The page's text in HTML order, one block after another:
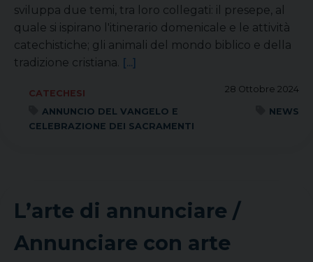
sviluppa due temi, tra loro collegati: il presepe, al
quale si ispirano l'itinerario domenicale e le attività
catechistiche; gli animali del mondo biblico e della
tradizione cristiana. [...]
28 Ottobre 2024
CATECHESI
ANNUNCIO DEL VANGELO E
CELEBRAZIONE DEI SACRAMENTI
NEWS
L’arte di annunciare /
Annunciare con arte